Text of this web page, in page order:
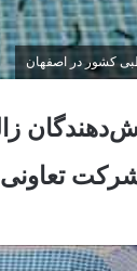
کشور در اصفهان